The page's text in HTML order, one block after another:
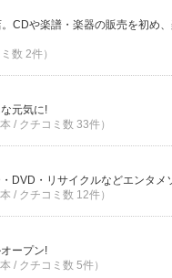
CDや楽譜・楽器の販売を初め
数 2件）
元気に!
/ クチコミ数 33件）
DVD・リサイクルなどエンタメ
/ クチコミ数 12件）
ープン!
/ クチコミ数 5件）